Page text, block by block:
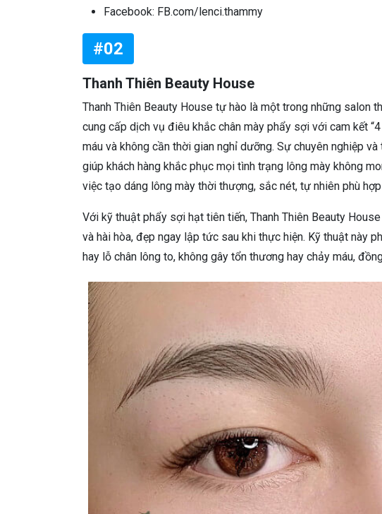
Facebook: FB.com/lenci.thammy
#02
Thanh Thiên Beauty House
Thanh Thiên Beauty House tự hào là một trong những salon
cung cấp dịch vụ điêu khắc chân mày phẩy sợi với cam kết
máu và không cần thời gian nghỉ dưỡng. Sự chuyên nghiệp
giúp khách hàng khắc phục mọi tình trạng lông mày không
việc tạo dáng lông mày thời thượng, sắc nét, tự nhiên phù
Với kỹ thuật phẩy sợi hạt tiên tiến, Thanh Thiên Beauty
và hài hòa, đẹp ngay lập tức sau khi thực hiện. Kỹ thuật này
hay lỗ chân lông to, không gây tổn thương hay chảy máu,